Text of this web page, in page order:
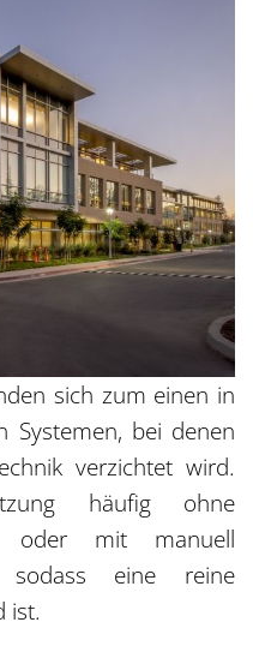
sich zum einen in
Systemen, bei denen
verzichtet wird.
häufig ohne
oder mit manuell
sodass eine reine
ist.